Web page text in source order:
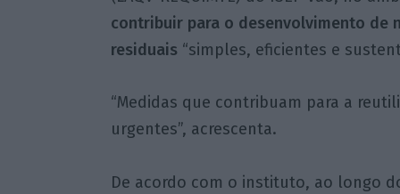
contribuir para o desenvolvimento de
residuais “simples, eficientes e
“Medidas que contribuam para a
urgentes”, acrescenta.
De acordo com o instituto, ao longo